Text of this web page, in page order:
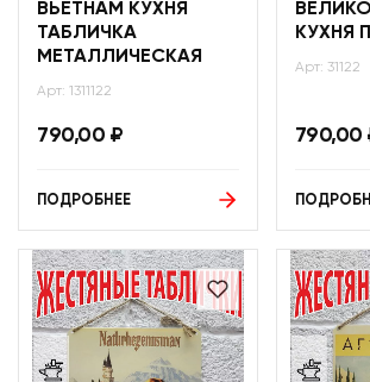
ВЬЕТНАМ КУХНЯ
ТАБЛИЧКА
МЕТАЛЛИЧЕСКАЯ
Арт: 1311122
790,00 ₽
ПОДРОБНЕЕ
КУХНЯ
Арт: 31122
790,00